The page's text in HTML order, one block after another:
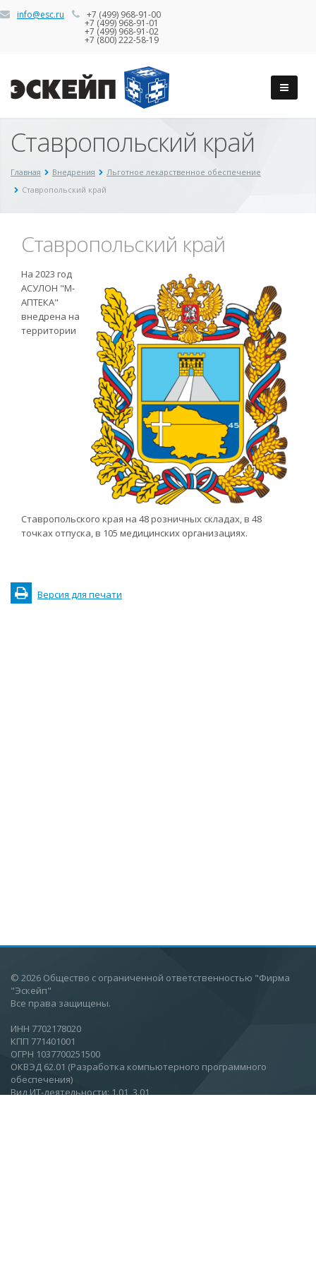
info@esc.ru +7 (499) 968-91-00
+7 (499) 968-91-01
+7 (499) 968-91-02
+7 (800) 222-58-19
Ставропольский край
Главная Внедрения
Льготное лекарственное обеспечение
Ставропольский край
Ставропольский край
На 2023 год
АСУЛОН "М-
АПТЕКА"
внедрена на
территории
Ставропольского края на 48 розничных складах, в 48
точках отпуска, в 105 медицинских организациях.
Версия для печати
© 2026 Общество с ограниченной ответственностью "Фирма
"Эскейп"
Все права защищены.
ИНН 7702178020
КПП 771401001
ОГРН 1037700251500
ОКВЭД 62.01 (Разработка компьютерного программного
обеспечения)
Вид ИТ-деятельности: 1.01, 3.01